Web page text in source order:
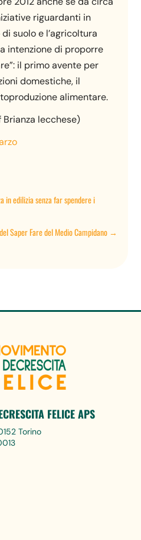
riguardanti in
suolo e l’agricoltura
intenzione di proporre
il primo avente per
domestiche, il
alimentare.
lecchese)
in edilizia senza far spendere i
Saper Fare del Medio Campidano→
FELICE APS
Torino